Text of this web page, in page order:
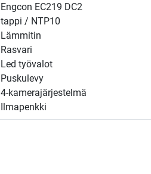
Engcon EC219 DC2
tappi / NTP10
Lämmitin
Rasvari
Led työvalot
Puskulevy
4-kamerajärjestelmä
Ilmapenkki